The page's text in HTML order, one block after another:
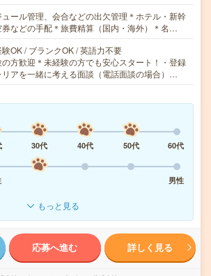
ュール管理、会合などの出欠管理＊ホテル・新幹
券などの手配＊旅費精算（国内・海外）＊名…
OK / ブランクOK / 英語力不要
の方歓迎＊未経験の方でも安心スタート！・登録
リアを一緒に考える面談（電話面談の場合）…
30代 40代 50代
60代
男性
もっと見る
応募へ進む 詳しく見る